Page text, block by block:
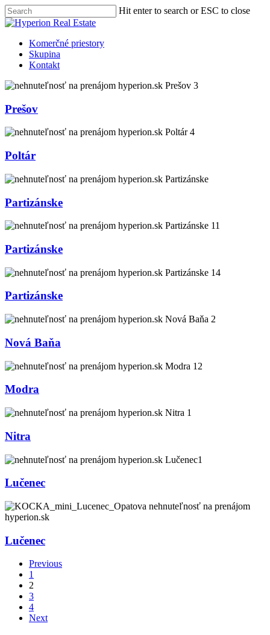
Skip
to
main
content
Hit enter to search or ESC to close
Close
Menu
Komerčné priestory
Skupina
Kontakt
Prešov
Poltár
Partizánske
Partizánske
Partizánske
Nová Baňa
Modra
Nitra
Lučenec
Lučenec
Previous
1
2
3
4
Next